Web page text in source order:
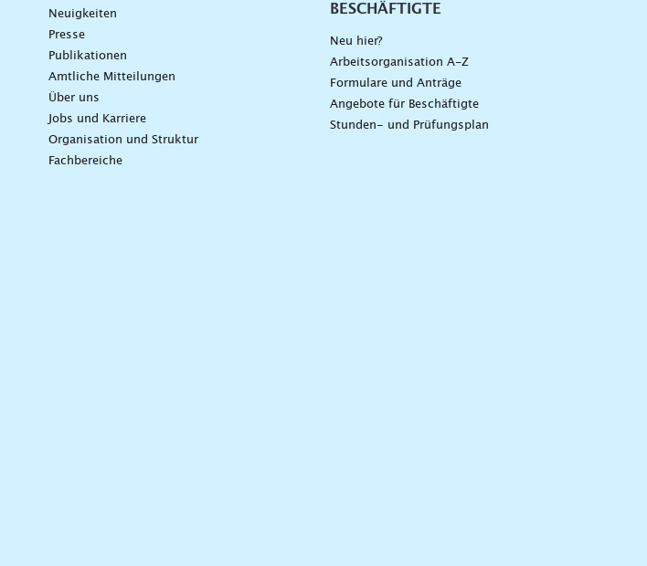
Neuigkeiten
Presse
Publikationen
Amtliche Mitteilungen
Über uns
Jobs und Karriere
Organisation und Struktur
Fachbereiche
BESCHÄFTIGTE
Neu hier?
Arbeitsorganisation A-Z
Formulare und Anträge
Angebote für Beschäftigte
Stunden- und Prüfungsplan